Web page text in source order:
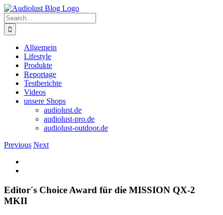
Skip
to
content
Search
for:
Allgemein
Lifestyle
Produkte
Reportage
Testberichte
Videos
unsere Shops
audiolust.de
audiolust-pro.de
audiolust-outdoor.de
Previous Next
Editor´s Choice Award für die MISSION QX-2
MKII